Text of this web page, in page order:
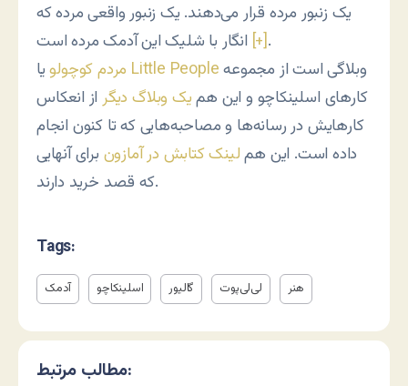
یک زنبور مرده قرار می‌دهند. یک زنبور واقعی مرده که
[+].
مردم کوچولو Little Peopleوبلاگی است از مجموعه
کارهای اسلینکاچو و این همیک وبلاگ دیگر از انعکاس
کارهایش در رسانه‌ها و مصاحبه‌هایی که تا کنون انجام
داده است. این هملینک کتابش در آمازون برای آنهایی
که قصد خرید دارند.
Tags:
آدمک اسلینکاچو گالیور لی‌لی‌پوت هنر
مطالب مرتبط: